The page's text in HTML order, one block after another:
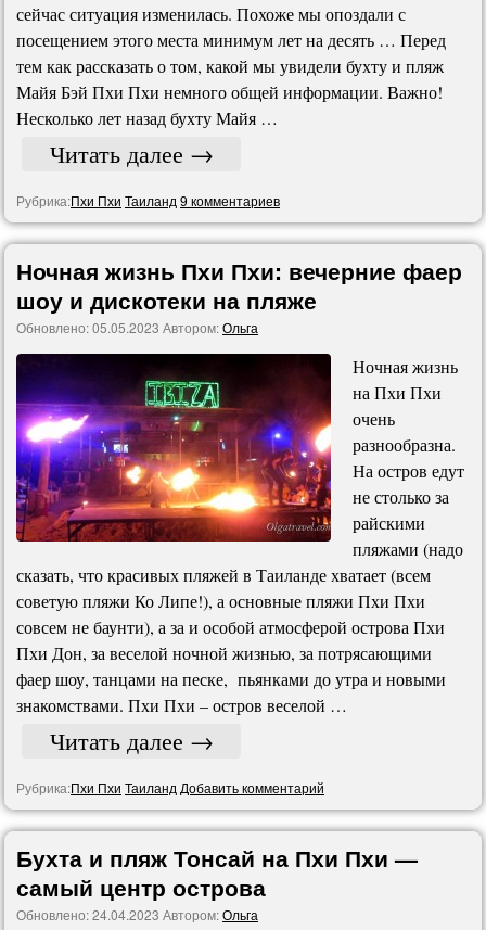
сейчас ситуация изменилась. Похоже мы опоздали с
посещением этого места минимум лет на десять … Перед
тем как рассказать о том, какой мы увидели бухту и пляж
Майя Бэй Пхи Пхи немного общей информации. Важно!
Несколько лет назад бухту Майя …
Читать далее →
Рубрика:Пхи Пхи Таиланд 9 комментариев
Ночная жизнь Пхи Пхи: вечерние фаер
шоу и дискотеки на пляже
Обновлено:05.05.2023 Автором:Ольга
Ночная жизнь
на Пхи Пхи
очень
разнообразна.
На остров едут
не столько за
райскими
пляжами (надо
сказать, что красивых пляжей в Таиланде хватает (всем
советую пляжи Ко Липе!), а основные пляжи Пхи Пхи
совсем не баунти), а за и особой атмосферой острова Пхи
Пхи Дон, за веселой ночной жизнью, за потрясающими
фаер шоу, танцами на песке, пьянками до утра и новыми
знакомствами. Пхи Пхи – остров веселой …
Читать далее →
Рубрика:Пхи Пхи Таиланд Добавить комментарий
Бухта и пляж Тонсай на Пхи Пхи —
самый центр острова
Обновлено:24.04.2023 Автором:Ольга